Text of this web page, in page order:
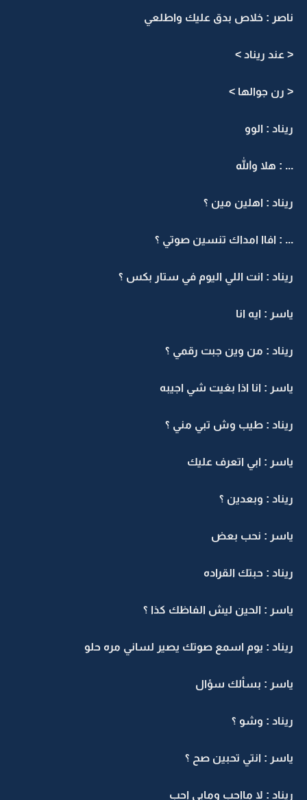
ناصر : خلاص بدق عليك واطلعي
< عند ريناد >
< رن جوالها >
ريناد : الوو
... : هلا والله
ريناد : اهلين مين ؟
... : افاا امداك تنسين صوتي ؟
ريناد : انت اللي اليوم في ستار بكس ؟
ياسر : ايه انا
ريناد : من وين جبت رقمي ؟
ياسر : انا اذا بغيت شي اجيبه
ريناد : طيب وش تبي مني ؟
ياسر : ابي اتعرف عليك
ريناد : وبعدين ؟
ياسر : نحب بعض
ريناد : حبتك القراده
ياسر : الحين ليش الفاظك كذا ؟
ريناد : يوم اسمع صوتك يصير لساني مره حلو
ياسر : بسألك سؤال
ريناد : وشو ؟
ياسر : انتي تحبين صح ؟
ريناد : لا مااحب ومابي احب